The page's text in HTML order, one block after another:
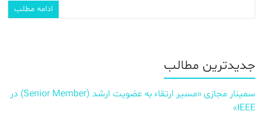
ادامه مطلب
جدیدترین مطالب
سمینار مجازی «مسیر ارتقاء به عضویت ارشد (Senior Member) در
IEEE»